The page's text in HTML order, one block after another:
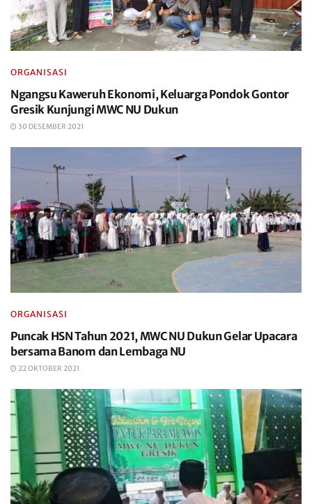
ORGANISASI
Ngangsu Kaweruh Ekonomi, Keluarga Pondok Gontor
Gresik Kunjungi MWC NU Dukun
30 DESEMBER 2021
ORGANISASI
Puncak HSN Tahun 2021, MWC NU Dukun Gelar Upacara
bersama Banom dan Lembaga NU
22 OKTOBER 2021